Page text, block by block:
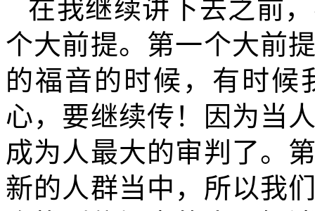
在我继续讲下去之前
个大前提。第一个大前
的福音的时候，有时候
心，要继续传！因为当
成为人最大的审判了。
新的人群当中，所以我